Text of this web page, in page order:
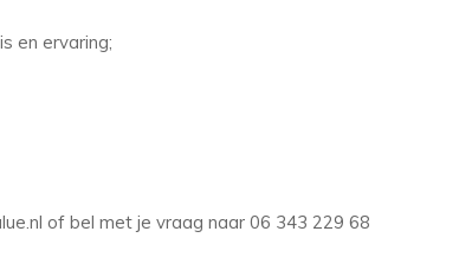
en ervaring;
of bel met je vraag naar 06 343 229 68